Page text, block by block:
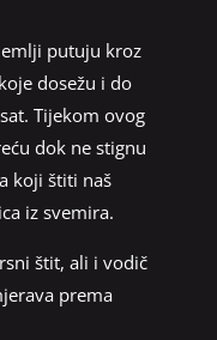
putuju kroz
dosežu i do
Tijekom ovog
dok ne stignu
koji štiti naš
iz svemira.
štit, ali i vodič
prema